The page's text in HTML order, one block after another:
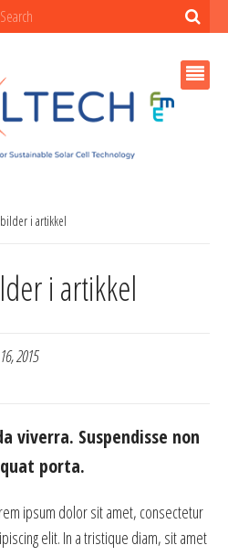
i artikkel
i artikkel
2015
viverra. Suspendisse non
porta.
ipsum dolor sit amet, consectetur
elit. In a tristique diam, sit amet